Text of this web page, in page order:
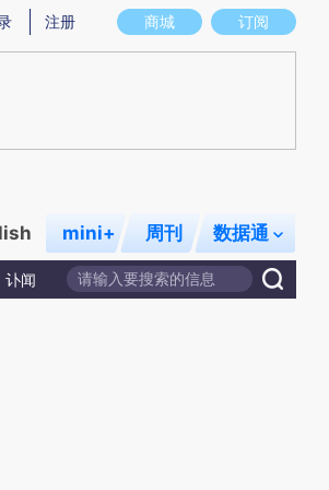
图存在偏差。不代表财新观点和立场。推荐点击链
商城 订阅
注册
mini+ 周刊 数据通
讣闻